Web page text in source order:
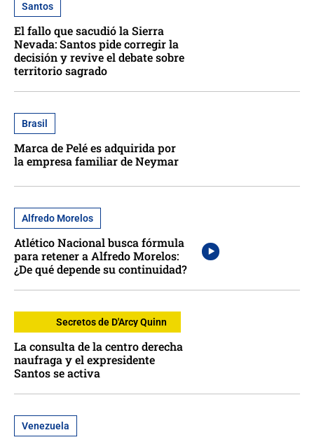
Santos
El fallo que sacudió la Sierra
Nevada: Santos pide corregir la
decisión y revive el debate sobre
territorio sagrado
Brasil
Marca de Pelé es adquirida por
la empresa familiar de Neymar
Alfredo Morelos
Atlético Nacional busca fórmula
para retener a Alfredo Morelos:
¿De qué depende su continuidad?
Secretos de D'Arcy Quinn
La consulta de la centro derecha
naufraga y el expresidente
Santos se activa
Venezuela